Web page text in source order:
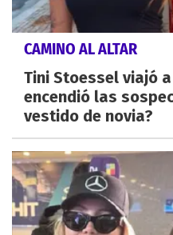
CAMINO AL ALTAR
Tini Stoessel viajó
encendió las
vestido de novia?